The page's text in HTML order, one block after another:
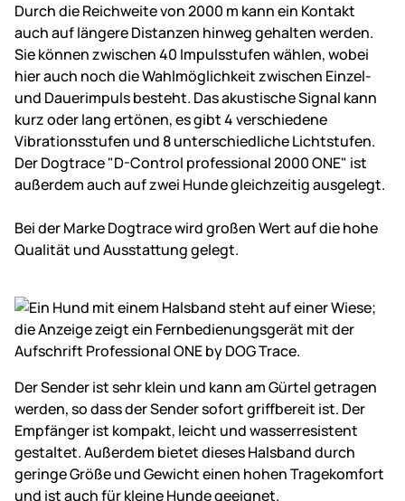
Durch die Reichweite von 2000 m kann ein Kontakt
auch auf längere Distanzen hinweg gehalten werden.
Sie können zwischen 40 Impulsstufen wählen, wobei
hier auch noch die Wahlmöglichkeit zwischen Einzel-
und Dauerimpuls besteht. Das akustische Signal kann
kurz oder lang ertönen, es gibt 4 verschiedene
Vibrationsstufen und 8 unterschiedliche Lichtstufen.
Der Dogtrace "D-Control professional 2000 ONE" ist
außerdem auch auf zwei Hunde gleichzeitig ausgelegt.
Bei der Marke Dogtrace wird großen Wert auf die hohe
Qualität und Ausstattung gelegt.
Der Sender ist sehr klein und kann am Gürtel getragen
werden, so dass der Sender sofort griffbereit ist. Der
Empfänger ist kompakt, leicht und wasserresistent
gestaltet. Außerdem bietet dieses Halsband durch
geringe Größe und Gewicht einen hohen Tragekomfort
und ist auch für kleine Hunde geeignet.